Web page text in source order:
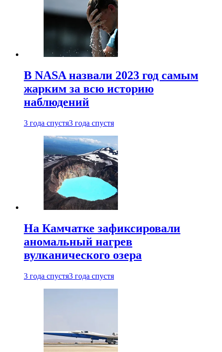
В NASA назвали 2023 год самым
жарким за всю историю
наблюдений
3 года спустя3 года спустя
На Камчатке зафиксировали
аномальный нагрев
вулканического озера
3 года спустя3 года спустя